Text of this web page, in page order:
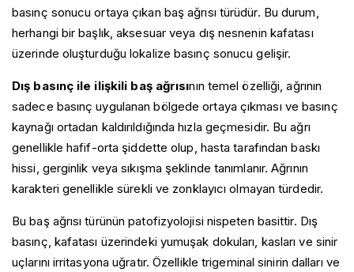
basınç sonucu ortaya çıkan baş ağrısı türüdür. Bu durum,
herhangi bir başlık, aksesuar veya dış nesnenin kafatası
üzerinde oluşturduğu lokalize basınç sonucu gelişir.
Dış basınç ile ilişkili baş ağrısının temel özelliği, ağrının
sadece basınç uygulanan bölgede ortaya çıkması ve basınç
kaynağı ortadan kaldırıldığında hızla geçmesidir. Bu ağrı
genellikle hafif-orta şiddette olup, hasta tarafından baskı
hissi, gerginlik veya sıkışma şeklinde tanımlanır. Ağrının
karakteri genellikle sürekli ve zonklayıcı olmayan türdedir.
Bu baş ağrısı türünün patofizyolojisi nispeten basittir. Dış
basınç, kafatası üzerindeki yumuşak dokuları, kasları ve sinir
uçlarını irritasyona uğratır. Özellikle trigeminal sinirin dalları ve